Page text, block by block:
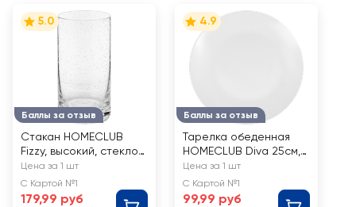
Баллы за отзыв
5.0
Стакан HOMECLUB
Fizzy, высокий, стекло,
355мл, Арт. SSB-24
Цена за 1 шт
С Картой №1
179,99 руб
Баллы за отзыв
4.9
Тарелка обеденная
HOMECLUB Diva 25см,
стекло, Арт. NMP100T
Цена за 1 шт
С Картой №1
99,99 руб